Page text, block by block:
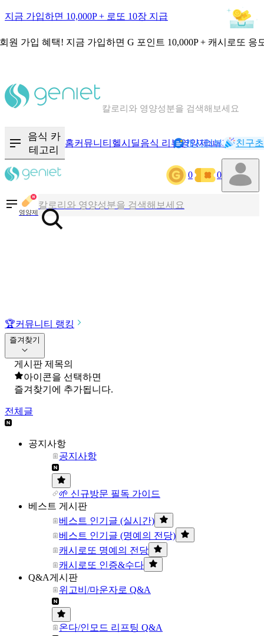
지금 가입하면 10,000P + 로또 10장 지급
원 가입 혜택! 지금 가입하면 G 포인트 10,000P + 캐시로또 응
혈당 · 다이어트 음식 검색해보세요
음식 카
테고리
홈커뮤니티 헬시딜음식 리뷰영양제NEW기록
캐시리뷰 친구
0 0
영양제
칼로리와 영양성분을 검색해보세요
혈당 · 다이어트 음식 검색해보세요
음식 · 영양제 리뷰를 찾아보세요
🏆커뮤니티 랭킹
즐겨찾기
게시판 제목의
아이콘을 선택하면
즐겨찾기에 추가됩니다.
전체글
공지사항
공지사항
🌱 신규방문 필독 가이드
베스트 게시판
베스트 인기글 (실시간)
베스트 인기글 (명예의 전당)
캐시로또 명예의 전당
캐시로또 인증&수다
Q&A게시판
위고비/마운자로 Q&A
온다/인모드 리프팅 Q&A